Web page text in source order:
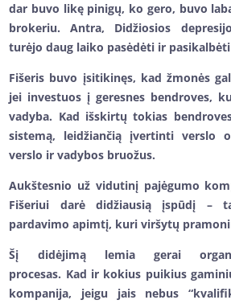
dar buvo likę pinigų, ko gero, buvo
brokeriu. Antra, Didžiosios
turėjo daug laiko pasėdėti ir
Fišeris buvo įsitikinęs, kad žmonės
jei investuos į geresnes bendroves,
vadyba. Kad išskirtų tokias
sistemą, leidžiančią įvertinti verslo
verslo ir vadybos bruožus.
Aukštesnio už vidutinį pajėgumo
Fišeriui darė didžiausią įspūdį –
pardavimo apimtį, kuri viršytų
Šį didėjimą lemia gerai
procesas. Kad ir kokius puikius
kompanija, jeigu jais nebus